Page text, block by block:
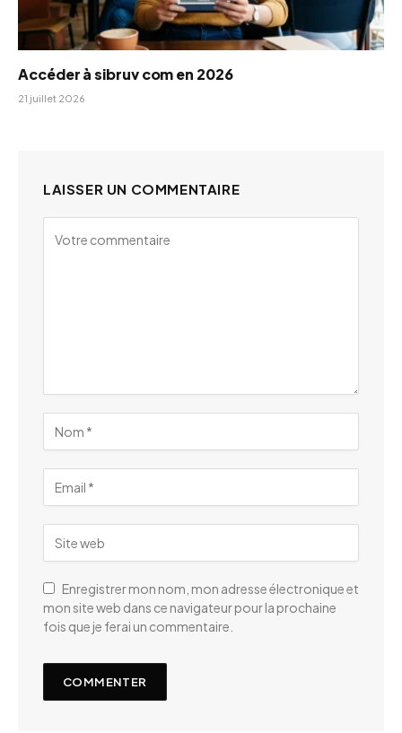
Accéder à sibruv com en 2026
21 juillet 2026
LAISSER UN COMMENTAIRE
Enregistrer mon nom, mon adresse électronique et
mon site web dans ce navigateur pour la prochaine
fois que je ferai un commentaire.